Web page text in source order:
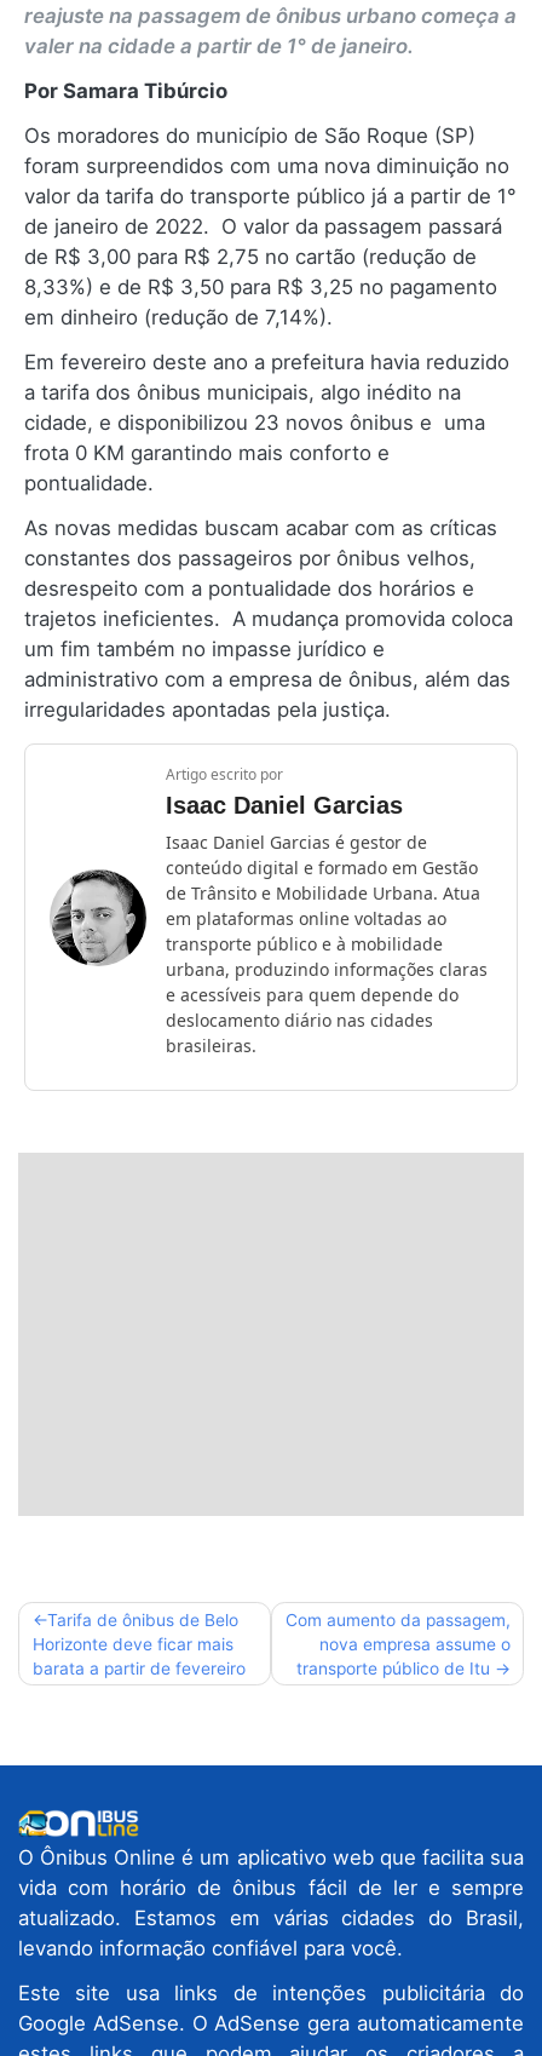
reajuste na passagem de ônibus urbano começa a
valer na cidade a partir de 1° de janeiro.
Por Samara Tibúrcio
Os moradores do município de São Roque (SP)
foram surpreendidos com uma nova diminuição no
valor da tarifa do transporte público já a partir de 1°
de janeiro de 2022. O valor da passagem passará
de R$ 3,00 para R$ 2,75 no cartão (redução de
8,33%) e de R$ 3,50 para R$ 3,25 no pagamento
em dinheiro (redução de 7,14%).
Em fevereiro deste ano a prefeitura havia reduzido
a tarifa dos ônibus municipais, algo inédito na
cidade, e disponibilizou 23 novos ônibus e uma
frota 0 KM garantindo mais conforto e
pontualidade.
As novas medidas buscam acabar com as críticas
constantes dos passageiros por ônibus velhos,
desrespeito com a pontualidade dos horários e
trajetos ineficientes. A mudança promovida coloca
um fim também no impasse jurídico e
administrativo com a empresa de ônibus, além das
irregularidades apontadas pela justiça.
Artigo escrito por
Isaac Daniel Garcias
Isaac Daniel Garcias é gestor de
conteúdo digital e formado em Gestão
de Trânsito e Mobilidade Urbana. Atua
em plataformas online voltadas ao
transporte público e à mobilidade
urbana, produzindo informações claras
e acessíveis para quem depende do
deslocamento diário nas cidades
brasileiras.
Navegação
de
Post
Tarifa de ônibus de Belo
Horizonte deve ficar mais
barata a partir de fevereiro
Com aumento da passagem,
nova empresa assume o
transporte público de Itu
O Ônibus Online é um aplicativo web que facilita sua
vida com horário de ônibus fácil de ler e sempre
atualizado. Estamos em várias cidades do Brasil,
levando informação confiável para você.
Este site usa links de intenções publicitária do
Google AdSense. O AdSense gera automaticamente